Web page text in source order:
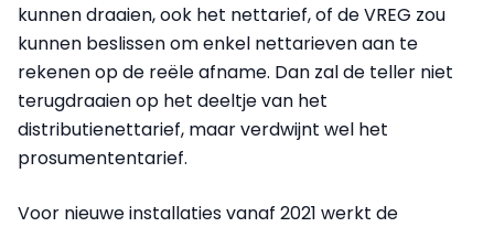
kunnen draaien, ook het nettarief, of de VREG zou
kunnen beslissen om enkel nettarieven aan te
rekenen op de reële afname. Dan zal de teller niet
terugdraaien op het deeltje van het
distributienettarief, maar verdwijnt wel het
prosumententarief.
Voor nieuwe installaties vanaf 2021 werkt de